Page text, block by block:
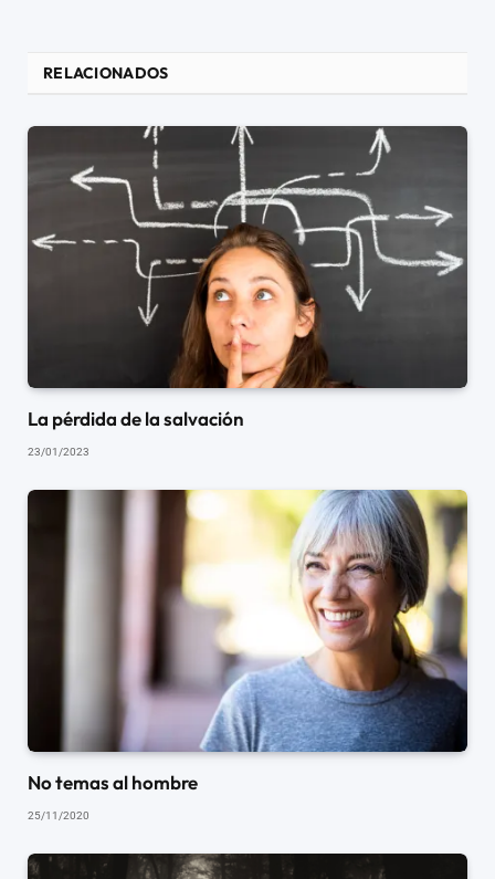
RELACIONADOS
La pérdida de la salvación
23/01/2023
No temas al hombre
25/11/2020